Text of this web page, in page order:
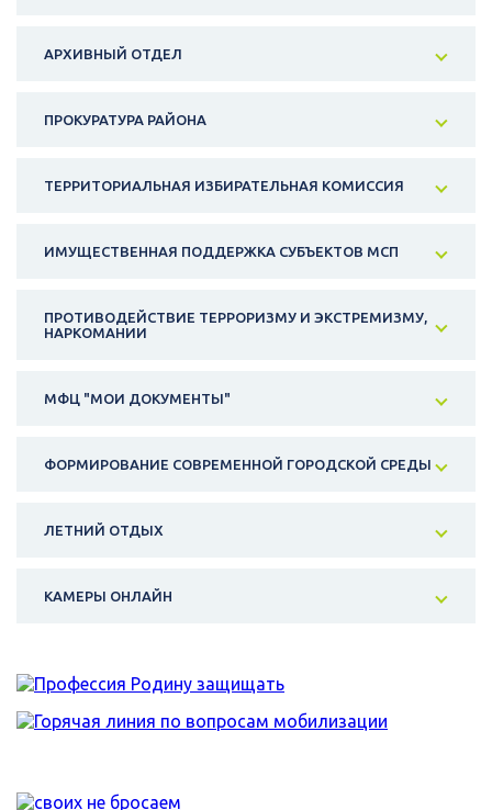
АРХИВНЫЙ ОТДЕЛ
ПРОКУРАТУРА РАЙОНА
ТЕРРИТОРИАЛЬНАЯ ИЗБИРАТЕЛЬНАЯ КОМИССИЯ
ИМУЩЕСТВЕННАЯ ПОДДЕРЖКА СУБЪЕКТОВ МСП
ПРОТИВОДЕЙСТВИЕ ТЕРРОРИЗМУ И ЭКСТРЕМИЗМУ,
НАРКОМАНИИ
МФЦ "МОИ ДОКУМЕНТЫ"
ФОРМИРОВАНИЕ СОВРЕМЕННОЙ ГОРОДСКОЙ СРЕДЫ
ЛЕТНИЙ ОТДЫХ
КАМЕРЫ ОНЛАЙН